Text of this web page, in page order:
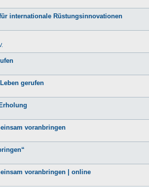
internationale Rüstungsinnovationen
gerufen
voranbringen
voranbringen | online